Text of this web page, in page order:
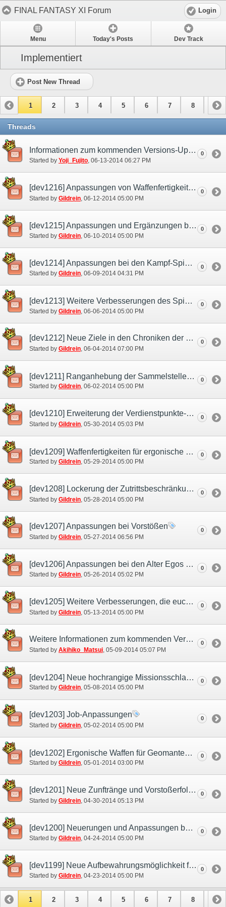
FINAL FANTASY XI Forum Login
Menu Today's Posts Dev Track
Implementiert
Post New Thread
1 2 3 4 5 6 7 8 9
10
Threads
Informationen zum kommenden Versions-Update
Started by Yoji_Fujito‎, 06-13-2014 06:27 PM
0
[dev1216] Anpassungen von Waffenfertigkeiten
Started by Gildrein ‎, 06-12-2014 05:00 PM
0
[dev1215] Anpassungen und Ergänzungen bei der Synthese
Started by Gildrein‎, 06-10-2014 05:00 PM
0
[dev1214] Anpassungen bei den Kampf-Spielinhalten
Started by Gildrein‎, 06-09-2014 04:31 PM
0
[dev1213] Weitere Verbesserungen des Spielsystems
Started by Gildrein ‎, 06-06-2014 05:00 PM
0
[dev1212] Neue Ziele in den Chroniken der Ehre
Started by Gildrein‎, 06-04-2014 07:00 PM
0
[dev1211] Ranganhebung der Sammelstellen im Mog-Garten
Started by Gildrein‎, 06-02-2014 05:00 PM
0
[dev1210] Erweiterung der Verdienstpunkte-Kategorien
Started by Gildrein ‎, 05-30-2014 05:03 PM
0
[dev1209] Waffenfertigkeiten für ergonische Waffen jetzt auch für andere Waffen
Started by Gildrein‎, 05-29-2014 05:00 PM
0
[dev1208] Lockerung der Zutrittsbeschränkungen für Missionen und Aufträge
Started by Gildrein ‎, 05-28-2014 05:00 PM
0
[dev1207] Anpassungen bei Vorstößen
Started by Gildrein‎, 05-27-2014 06:56 PM
0
[dev1206] Anpassungen bei den Alter Egos und Gefährten
Started by Gildrein‎, 05-26-2014 05:02 PM
0
[dev1205] Weitere Verbesserungen, die euch das Abenteurerleben erleichtern!
Started by Gildrein ‎, 05-13-2014 05:00 PM
0
Weitere Informationen zum kommenden Versions-Update!
Started by Akihiko_Matsui‎, 05-09-2014 05:07 PM
0
[dev1204] Neue hochrangige Missionsschlachtfelder werden hinzugefügt.
Started by Gildrein‎, 05-08-2014 05:00 PM
0
[dev1203] Job-Anpassungen
Started by Gildrein ‎, 05-02-2014 05:00 PM
0
[dev1202] Ergonische Waffen für Geomanten und Runenfechter
Started by Gildrein‎, 05-01-2014 03:00 PM
0
[dev1201] Neue Zunftränge und Vorstoßerfolge
Started by Gildrein ‎, 04-30-2014 05:13 PM
0
[dev1200] Neuerungen und Anpassungen bei Alter Egos und Kampfgefährten
Started by Gildrein‎, 04-24-2014 05:00 PM
0
[dev1199] Neue Aufbewahrungsmöglichkeit für deine Ausrüstung: Der Mog-Schrank
Started by Gildrein‎, 04-23-2014 05:00 PM
0
1 2 3 4 5 6 7 8 9